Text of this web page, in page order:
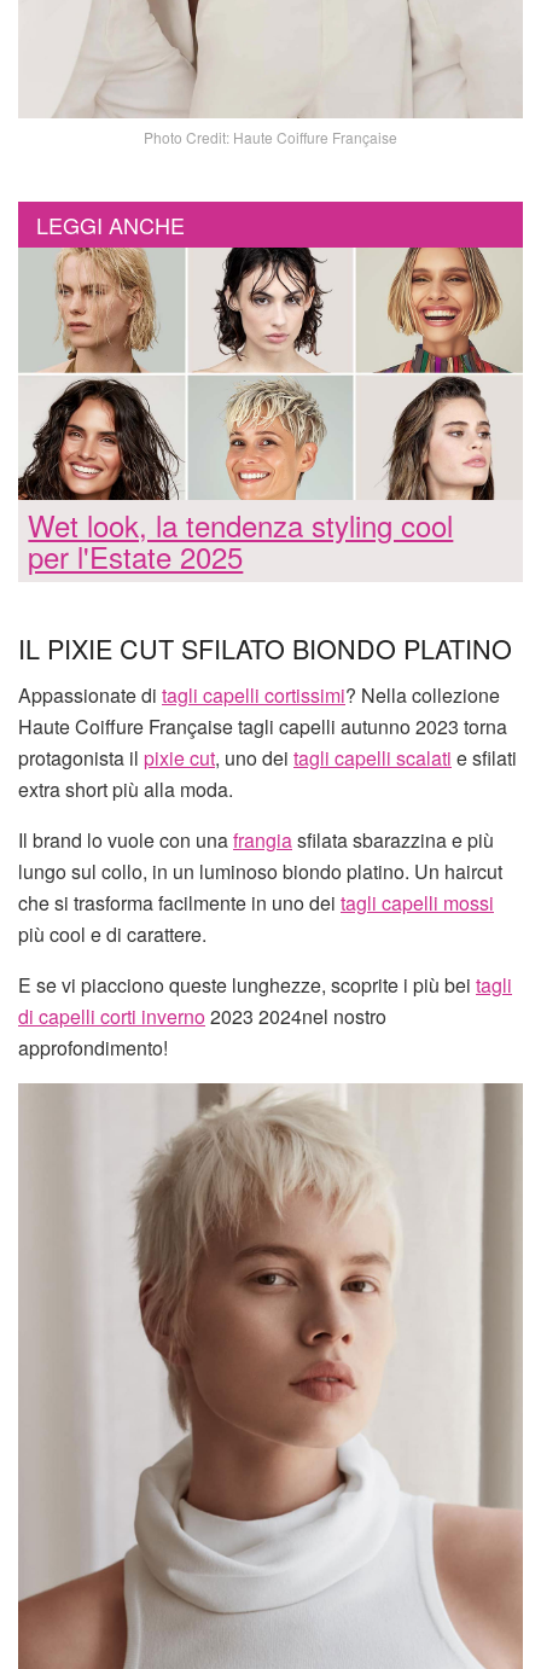
Photo Credit: Haute Coiffure Française
LEGGI ANCHE
Wet look, la tendenza styling cool
per l'Estate 2025
IL PIXIE CUT SFILATO BIONDO PLATINO
Appassionate di tagli capelli cortissimi? Nella collezione
Haute Coiffure Française tagli capelli autunno 2023 torna
protagonista il pixie cut, uno dei tagli capelli scalati e sfilati
extra short più alla moda.
Il brand lo vuole con unafrangiasfilata sbarazzina e più
lungo sul collo, in un luminoso biondo platino. Un haircut
che si trasforma facilmente in uno dei tagli capelli mossi
più cool e di carattere.
E se vi piacciono queste lunghezze, scoprite i più bei tagli
di capelli corti inverno2023 2024nel nostro
approfondimento!